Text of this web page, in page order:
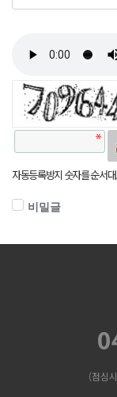
자동등록방지 숫자를 순서
비밀글
(점심